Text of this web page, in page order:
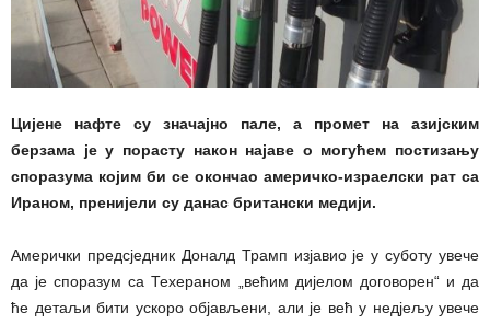
Цијене нафте су значајно пале, а промет на азијским
берзама је у порасту након најаве о могућем постизању
споразума којим би се окончао америчко-израелски рат са
Ираном, пренијели су данас британски медији.
Амерички предсједник Доналд Трамп изјавио је у суботу увече
да је споразум са Техераном „већим дијелом договорен“ и да
ће детаљи бити ускоро објављени, али је већ у недјељу увече